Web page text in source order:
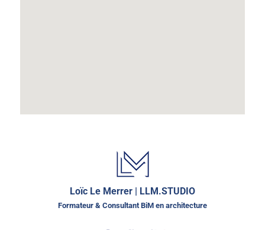
Loïc Le Merrer | LLM.STUDIO
Formateur & Consultant BiM en architecture